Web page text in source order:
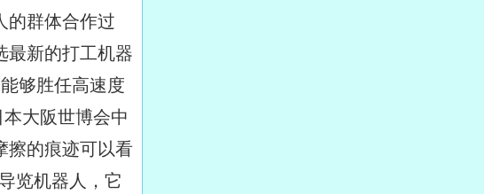
的群体合作过
最新的打工机器
够胜任高速度
大阪世博会中
擦的痕迹可以看
览机器人，它